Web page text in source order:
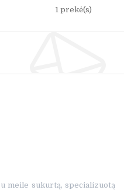
1 prekė(s)
meile sukurtą, specializuotą